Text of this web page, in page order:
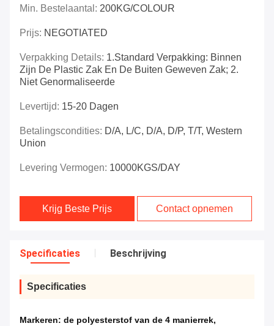
Min. Bestelaantal: 200KG/COLOUR
Prijs: NEGOTIATED
Verpakking Details: 1.Standard Verpakking: Binnen
Zijn De Plastic Zak En De Buiten Geweven Zak; 2.
Niet Genormaliseerde
Levertijd: 15-20 Dagen
Betalingscondities: D/A, L/C, D/A, D/P, T/T, Western
Union
Levering Vermogen: 10000KGS/DAY
Krijg Beste Prijs Contact opnemen
Specificaties Beschrijving
Specificaties
Markeren: de polyesterstof van de 4 manierrek,